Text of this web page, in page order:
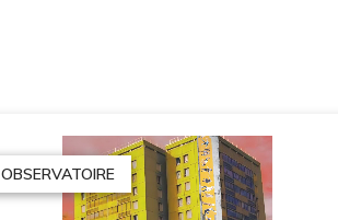
OBSERVATOIRE